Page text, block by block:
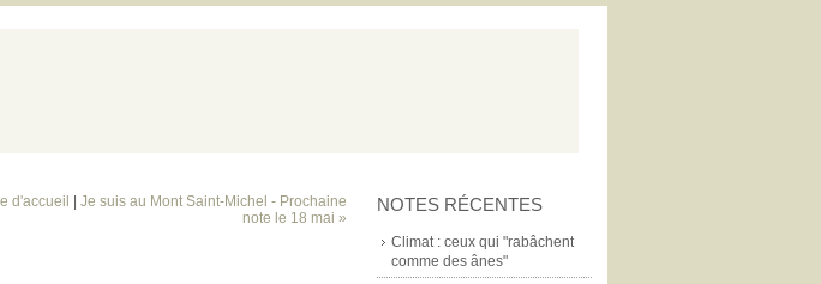
NOTES RÉCENTES
Climat : ceux qui "rabâchent
comme des ânes"
d'accueil
Je suis au Mont Saint-Michel - Prochaine
note le 18 mai »